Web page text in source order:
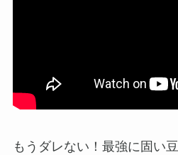
もうダレない！最強に固い